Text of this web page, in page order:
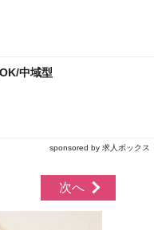
中域型
sponsored by 求人ボックス
次へ